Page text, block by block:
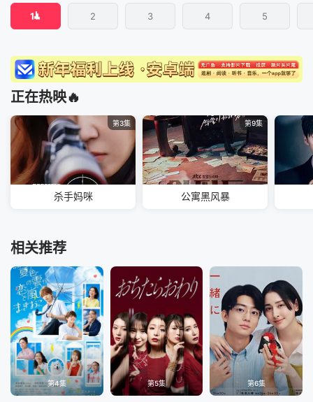
1 2 3 4 5
正在热映🔥
第3集
杀手妈咪
第9集
公寓黑风暴
相关推荐
第4集 第5集 第6集